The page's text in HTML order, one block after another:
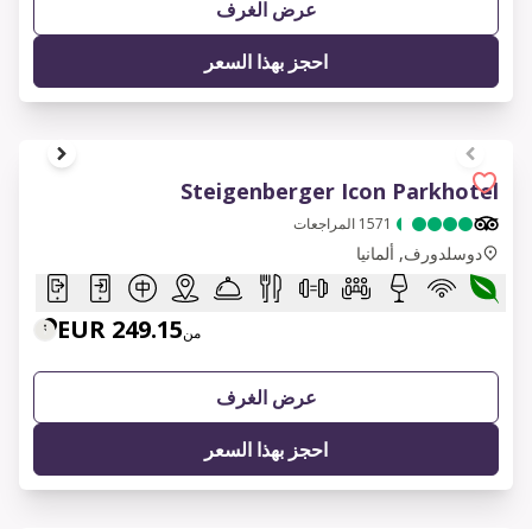
عرض الغرف
احجز بهذا السعر
1 of 17
Steigenberger Icon Parkhotel
1571 المراجعات
دوسلدورف, ألمانيا
من249.15 EUR
عرض الغرف
احجز بهذا السعر